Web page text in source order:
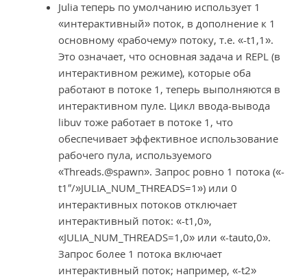
Julia теперь по умолчанию использует 1
«интерактивный» поток, в дополнение к 1
основному «рабочему» потоку, т.е. «-t1,1».
Это означает, что основная задача и REPL (в
интерактивном режиме), которые оба
работают в потоке 1, теперь выполняются в
интерактивном пуле. Цикл ввода-вывода
libuv тоже работает в потоке 1, что
обеспечивает эффективное использование
рабочего пула, используемого
«Threads.@spawn». Запрос ровно 1 потока («-
t1″/»JULIA_NUM_THREADS=1») или 0
интерактивных потоков отключает
интерактивный поток: «-t1,0»,
«JULIA_NUM_THREADS=1,0» или «-tauto,0».
Запрос более 1 потока включает
интерактивный поток; например, «-t2»